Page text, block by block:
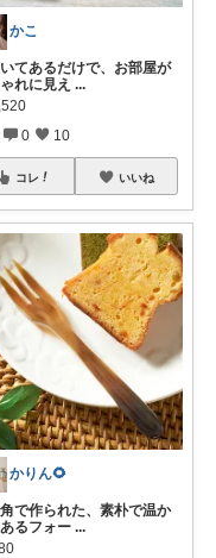
かこ
てあるだけで、お部屋が
れに見え ...
0 10
コレ いいね
かりん🌻
で作られた、素朴で温か
るフォー ...